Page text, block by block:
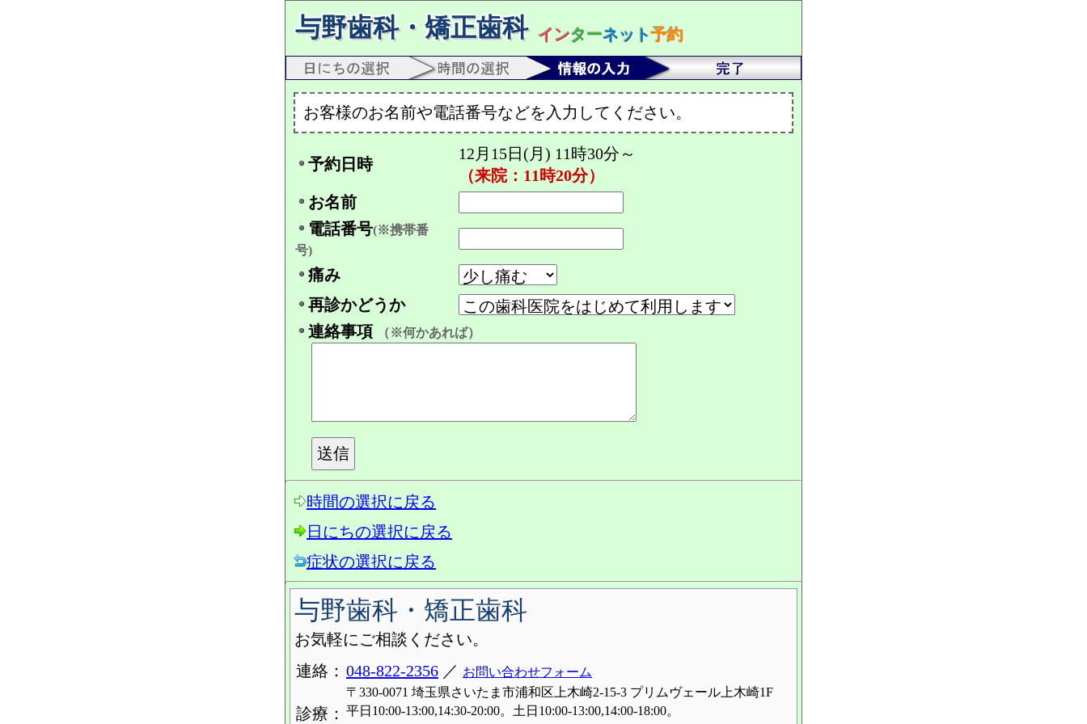
与野歯科・矯正歯科 インターネット予約
お客様のお名前や電話番号などを入力してください。
予約日時
12月15日(月) 11時30分～
（来院：11時20分）
お名前
電話番号(※携帯番
号)
痛み
再診かどうか
連絡事項
（※何かあれば）
時間の選択に戻る
日にちの選択に戻る
症状の選択に戻る
与野歯科・矯正歯科
お気軽にご相談ください。
連絡： 048-822-2356 ／ お問い合わせフォーム
〒330-0071 埼玉県さいたま市浦和区上木崎2-15-3 プリムヴェール上木崎1F
診療： 平日10:00-13:00,14:30-20:00。土日10:00-13:00,14:00-18:00。